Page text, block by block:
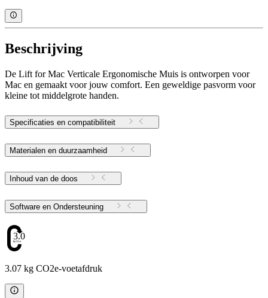
Beschrijving
De Lift for Mac Verticale Ergonomische Muis is ontworpen voor
Mac en gemaakt voor jouw comfort. Een geweldige pasvorm voor
kleine tot middelgrote handen.
Specificaties en compatibiliteit
Materialen en duurzaamheid
Inhoud van de doos
Software en Ondersteuning
3.07
3.07 kg CO2e-voetafdruk